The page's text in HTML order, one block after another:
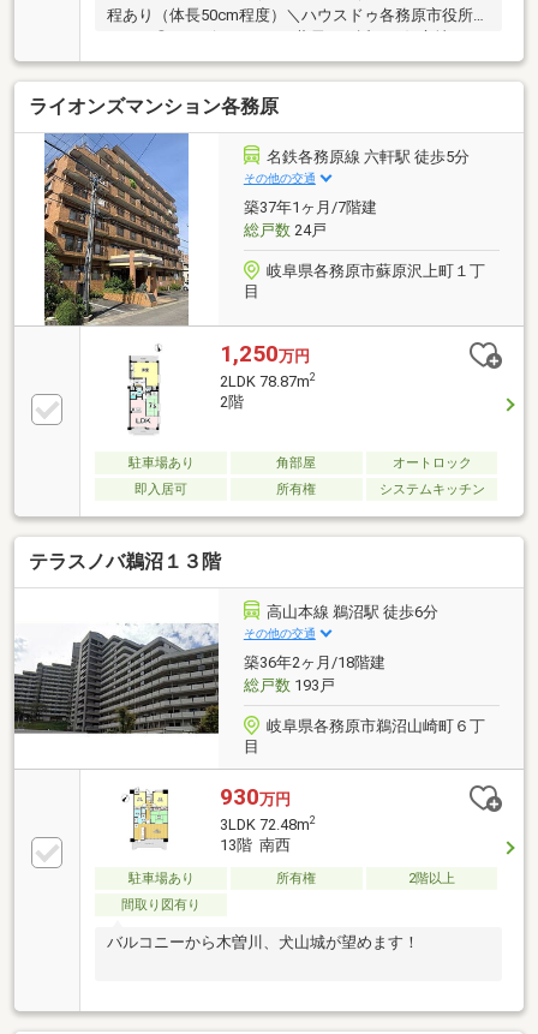
程あり（体長50cm程度）＼ハウスドゥ各務原市役所前
ションです！◎六軒駅 歩6分！◎駐車場 敷地内1台
あり◎こちらの物件につきまして、ご来店いただきま
すとSUUMOの支払額シミュレーションボタンで出し
た結果をより細かくプランニングいたします。住宅ロ
ーン以外の収支を加味した生涯バージョンの無料プラ
ンニングもできます♪お気軽にご相談ください
(^^)/TEL：0120-315-300◇メールでのお問い合わせの
際は、担当者より折り返しお電話またはメールにてご
連絡させていただきま…
ライオンズマンション各務原
名鉄各務原線 六軒駅 徒歩5分
その他の交通
築37年1ヶ月/7階建
総戸数24戸
岐阜県各務原市蘇原沢上町１丁
目
1,250万円
2LDK 78.87m2
2階
駐車場あり 角部屋
オートロック
即入居可
所有権 システムキッチン
テラスノバ鵜沼１３階
高山本線 鵜沼駅 徒歩6分
その他の交通
築36年2ヶ月/18階建
総戸数193戸
岐阜県各務原市鵜沼山崎町６丁
目
930万円
3LDK 72.48m2
13階 南西
駐車場あり 所有権
2階以上
間取り図有り
バルコニーから木曽川、犬山城が望めます！